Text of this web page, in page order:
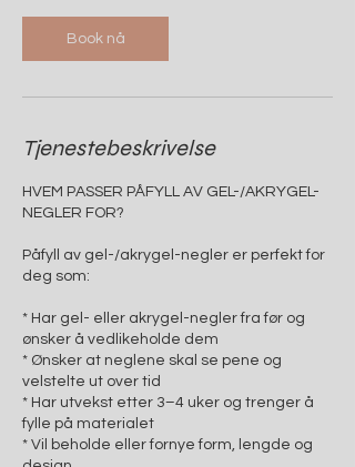
Book nå
Tjenestebeskrivelse
HVEM PASSER PÅFYLL AV GEL-/AKRYGEL-
NEGLER FOR?
Påfyll av gel-/akrygel-negler er perfekt for
deg som:
* Har gel- eller akrygel-negler fra før og
ønsker å vedlikeholde dem
* Ønsker at neglene skal se pene og
velstelte ut over tid
* Har utvekst etter 3–4 uker og trenger å
fylle på materialet
* Vil beholde eller fornye form, lengde og